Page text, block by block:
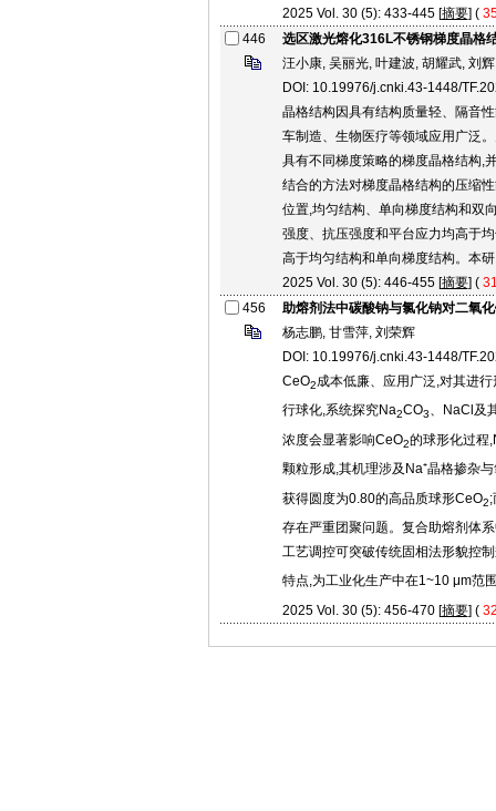
2025 Vol. 30 (5): 433-445 [摘要] (
446
选区激光熔化316L不锈钢梯度晶格
汪小康, 吴丽光, 叶建波, 胡耀武, 刘
DOI: 10.19976/j.cnki.43-1448/
晶格结构因具有结构质量轻、隔音
车制造、生物医疗等领域应用广泛
具有不同梯度策略的梯度晶格结构,
结合的方法对梯度晶格结构的压缩
位置,均匀结构、单向梯度结构和双
强度、抗压强度和平台应力均高于
高于均匀结构和单向梯度结构。本
2025 Vol. 30 (5): 446-455 [摘要] (
456
助熔剂法中碳酸钠与氯化钠对二氧
杨志鹏, 甘雪萍, 刘荣辉
DOI: 10.19976/j.cnki.43-1448/
CeO2成本低廉、应用广泛,对其进
行球化,系统探究Na2CO3、NaCl及
浓度会显著影响CeO2的球形化过程
颗粒形成,其机理涉及Na⁺晶格掺杂
获得圆度为0.80的高品质球形CeO2
存在严重团聚问题。复合助熔剂体
工艺调控可突破传统固相法形貌控
特点,为工业化生产中在1~10 μm范
2025 Vol. 30 (5): 456-470 [摘要] (